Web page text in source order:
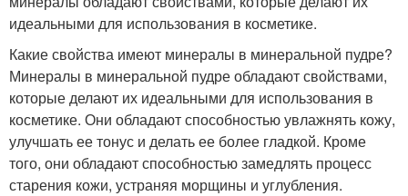
идеальными для использования в косметике.
Какие свойства имеют минералы в минеральной пудре?
Минералы в минеральной пудре обладают свойствами,
которые делают их идеальными для использования в
косметике. Они обладают способностью увлажнять кожу,
улучшать ее тонус и делать ее более гладкой. Кроме
того, они обладают способностью замедлять процесс
старения кожи, устраняя морщины и углубления.